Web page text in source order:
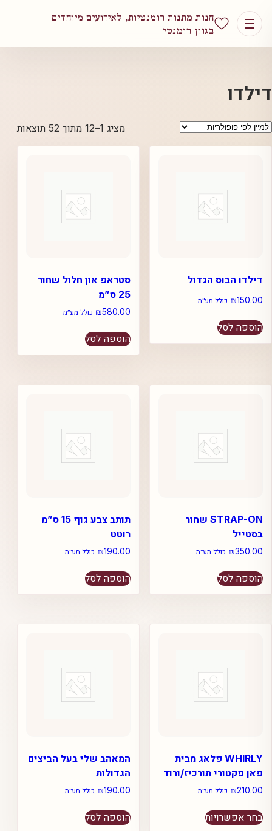
חנות מתנות רומנטיות, לאירועים מיוחדים
בגוון רומנטי
דילדו
מציג 1–12 מתוך 52 תוצאות
סטראפ און חלול שחור
25 ס”מ
₪580.00 כולל מע״מ
הוספה לסל
דילדו הבוס הגדול
₪150.00 כולל מע״מ
הוספה לסל
תותב צבע גוף 15 ס”מ
רוטט
₪190.00 כולל מע״מ
הוספה לסל
STRAP-ON שחור
בסטייל
₪350.00 כולל מע״מ
הוספה לסל
המאהב שלי בעל הביצים
הגדולות
₪190.00 כולל מע״מ
הוספה לסל
WHIRLY פלאג מבית
פאן פקטורי תורכיז/ורוד
₪210.00 כולל מע״מ
בחר אפשרויותזה